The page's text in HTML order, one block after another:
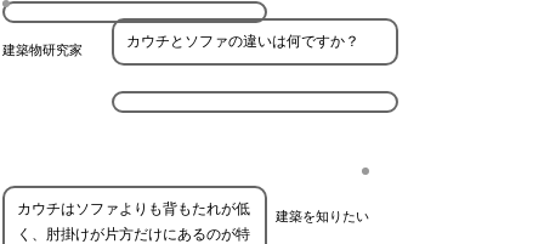
建築物研究家 カウチとソファの違いは何ですか？
建築を知りたい
カウチはソファよりも背もたれが低
く、肘掛けが片方だけにあるのが特